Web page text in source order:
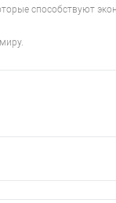
способствуют